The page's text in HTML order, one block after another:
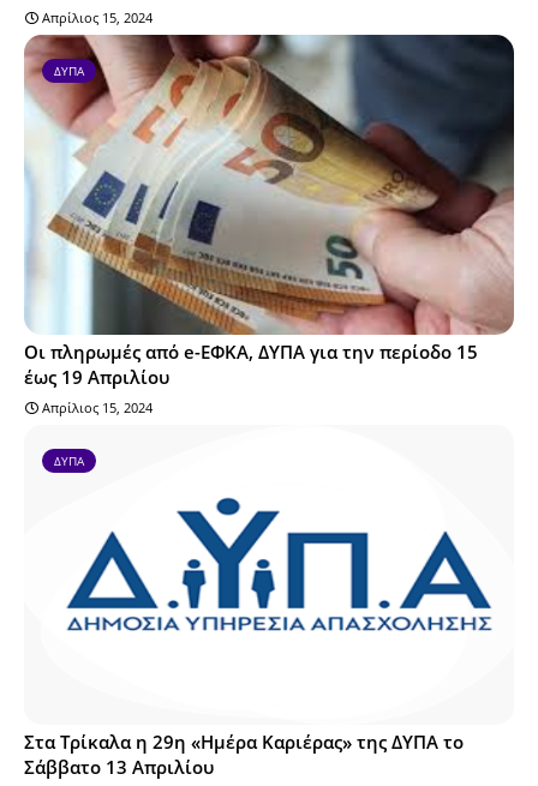
Απρίλιος 15, 2024
ΔΥΠΑ
Οι πληρωμές από e-ΕΦΚΑ, ΔΥΠΑ για την περίοδο 15
έως 19 Απριλίου
Απρίλιος 15, 2024
ΔΥΠΑ
Στα Τρίκαλα η 29η «Ημέρα Καριέρας» της ΔΥΠΑ το
Σάββατο 13 Απριλίου